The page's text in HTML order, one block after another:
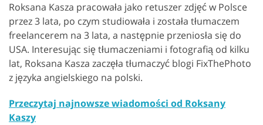
Roksana Kasza pracowała jako retuszer zdjęć w Polsce
przez 3 lata, po czym studiowała i została tłumaczem
freelancerem na 3 lata, a następnie przeniosła się do
USA. Interesując się tłumaczeniami i fotografią od kilku
lat, Roksana Kasza zaczęła tłumaczyć blogi FixThePhoto
z języka angielskiego na polski.
Przeczytaj najnowsze wiadomości od Roksany
Kaszy